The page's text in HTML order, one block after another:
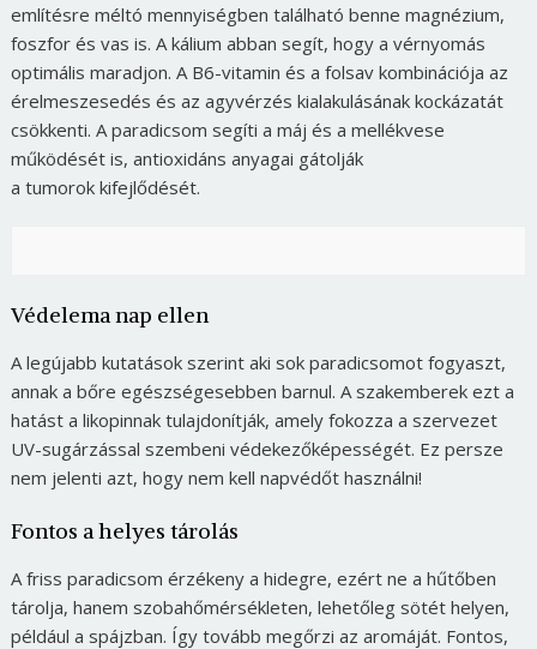
említésre méltó mennyiségben található benne magnézium,
foszfor és vas is. A kálium abban segít, hogy a vérnyomás
optimális maradjon. A B6-vitamin és a folsav kombinációja az
érelmeszesedés és az agyvérzés kialakulásának kockázatát
csökkenti. A paradicsom segíti a máj és a mellékvese
működését is, antioxidáns anyagai gátolják
a tumorok kifejlődését.
Védelema nap ellen
A legújabb kutatások szerint aki sok paradicsomot fogyaszt,
annak a bőre egészségesebben barnul. A szakemberek ezt a
hatást a likopinnak tulajdonítják, amely fokozza a szervezet
UV-sugárzással szembeni védekezőképességét. Ez persze
nem jelenti azt, hogy nem kell napvédőt használni!
Fontos a helyes tárolás
A friss paradicsom érzékeny a hidegre, ezért ne a hűtőben
tárolja, hanem szobahőmérsékleten, lehetőleg sötét helyen,
például a spájzban. Így tovább megőrzi az aromáját. Fontos,